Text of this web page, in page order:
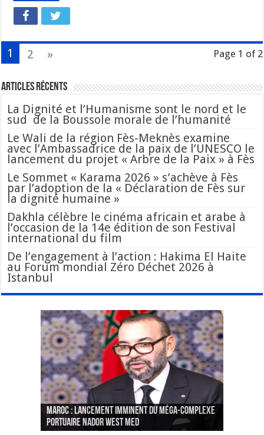
Page 1 of 2
1 2 »
Articles Récents
La Dignité et l’Humanisme sont le nord et le
sud de la Boussole morale de l’humanité
Le Wali de la région Fès-Meknès examine
avec l’Ambassadrice de la paix de l’UNESCO le
lancement du projet « Arbre de la Paix » à Fès
Le Sommet « Karama 2026 » s’achève à Fès
par l’adoption de la « Déclaration de Fès sur
la dignité humaine »
Dakhla célèbre le cinéma africain et arabe à
l’occasion de la 14e édition de son Festival
international du film
De l’engagement à l’action : Hakima El Haite
au Forum mondial Zéro Déchet 2026 à
Istanbul
MAROC : Lancement imminent du méga-complexe
portuaire Nador West Med
Le Wali Ait Taleb préside la nomination du
nouveau Secrétaire Général pour insuffler un
sang nouveau à l’administration
Fès : La 70e conférence annuelle de la
Fédération internationale des journalistes et
des écrivains s’est achevée
Paris va présenter à Alger une liste de
« plusieurs centaines de personnes » aux
profils « dangereux »
CGEM: le binôme Oukacha-Joundy reconduit à la
tête de la Fédération des pêches maritimes